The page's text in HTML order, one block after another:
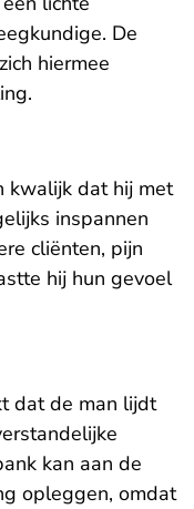
De
hiermee
kwalijk dat hij met
inspannen
cliënten, pijn
hij hun gevoel
dat de man lijdt
kan aan de
opleggen, omdat